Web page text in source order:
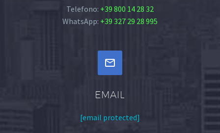
Telefono: +39 800 14 28 32
WhatsApp: +39 327 29 28 995


EMAIL
[email protected]